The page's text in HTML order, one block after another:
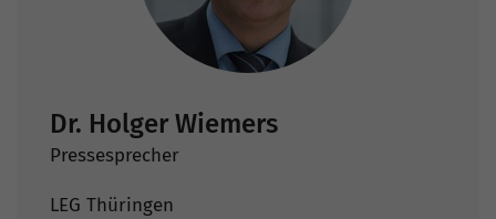
Dr. Holger Wiemers
Pressesprecher
LEG Thüringen